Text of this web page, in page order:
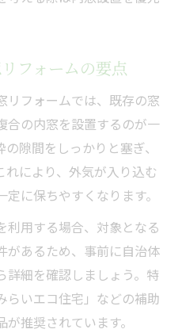
フォームの要点
リフォームでは、既存の窓
合の内窓を設置するのが一
隙間をしっかりと塞ぎ、
により、外気が入り込む
に保ちやすくなります。
利用する場合、対象となる
があるため、事前に自治体
詳細を確認しましょう。特
らいエコ住宅」などの補助
推奨されています。